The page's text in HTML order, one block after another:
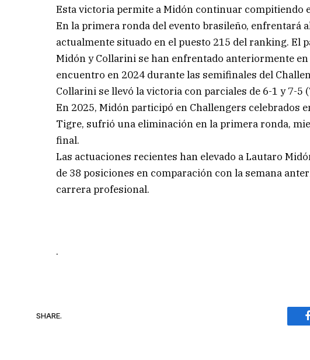
Esta victoria permite a Midón continuar compitiendo
En la primera ronda del evento brasileño, enfrentará
actualmente situado en el puesto 215 del ranking. El
Midón y Collarini se han enfrentado anteriormente
encuentro en 2024 durante las semifinales del
Collarini se llevó la victoria con parciales de 6-1 y 7-5
En 2025, Midón participó en Challengers celebrados
Tigre, sufrió una eliminación en la primera ronda,
final.
Las actuaciones recientes han elevado a Lautaro
de 38 posiciones en comparación con la semana
carrera profesional.
.
SHARE.